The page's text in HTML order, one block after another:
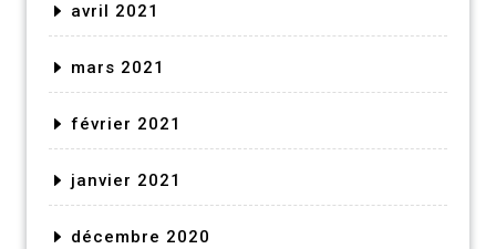
avril 2021
mars 2021
février 2021
janvier 2021
décembre 2020